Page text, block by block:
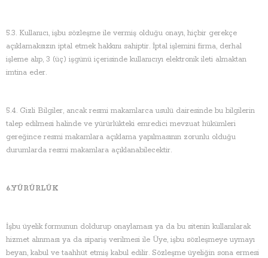
5.3. Kullanıcı, işbu sözleşme ile vermiş olduğu onayı, hiçbir gerekçe
açıklamaksızın iptal etmek hakkını sahiptir. İptal işlemini firma, derhal
işleme alıp, 3 (üç) işgünü içerisinde kullanıcıyı elektronik ileti almaktan
imtina eder.
5.4. Gizli Bilgiler, ancak resmi makamlarca usulü dairesinde bu bilgilerin
talep edilmesi halinde ve yürürlükteki emredici mevzuat hükümleri
gereğince resmi makamlara açıklama yapılmasının zorunlu olduğu
durumlarda resmi makamlara açıklanabilecektir.
6.YÜRÜRLÜK
İşbu üyelik formunun doldurup onaylaması ya da bu sitenin kullanılarak
hizmet alınması ya da sipariş verilmesi ile Üye, işbu sözleşmeye uymayı
beyan, kabul ve taahhüt etmiş kabul edilir. Sözleşme üyeliğin sona ermesi